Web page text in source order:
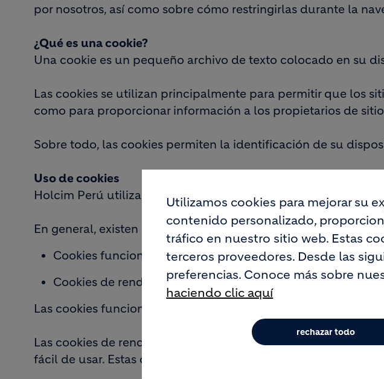
por nosotros, así como sobre cómo restringirlas durante la
¿Qué es una cookie?
Una cookie es un pequeño archivo de texto colocado en su
Las cookies se utilizan principalmente para permitir que los
como para proporcionar información a los propietarios de
Sobre todo, las cookies permiten la identificación de su
Uso de cookies
Holcim Perú utiliza cookies por muchas razones diferentes.
En general, existen dos categorías principales de cookies:
Cookies funcionales.
Cookies de rendimiento.
Las cookies funcionales responden a requerimientos
Las cookies de rendimiento mejoran la navegación al
fácil de usar. Estas cookies también se utilizan con fines
Utilizamos cookies para mejorar su
contenido personalizado,
tráfico en nuestro sitio web. Estas
terceros proveedores. Desde las
preferencias. Conoce más sobre
haciendo clic aquí
rechazar todo